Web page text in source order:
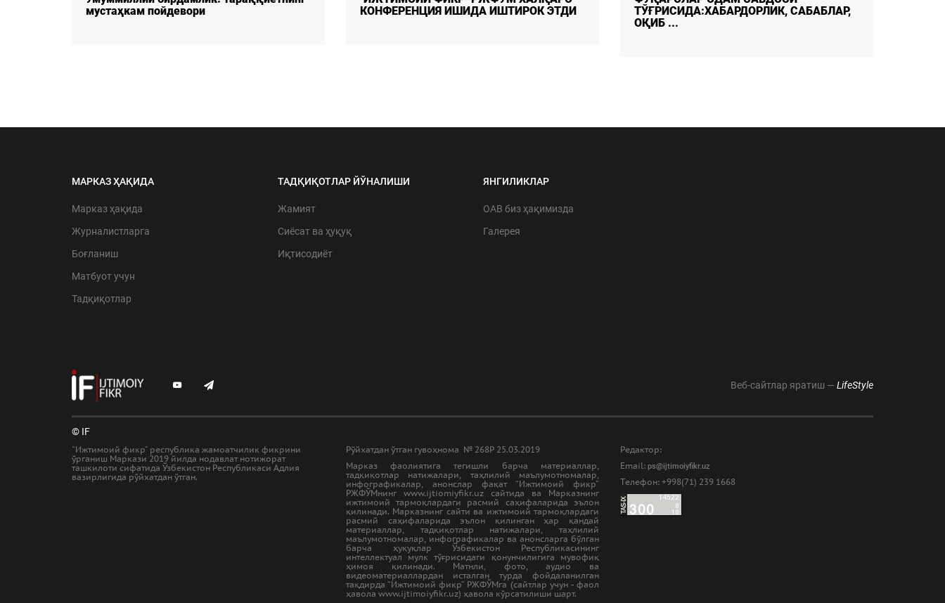
мустаҳкам пойдевори
КОНФЕРЕНЦИЯ ИШИДА ИШТИРОК ЭТДИ
ТЎҒРИСИДА:ХАБАРДОРЛИК, САБАБЛАР,
ОҚИБ ...
МАРКАЗ ҲАҚИДА
Марказ ҳақида
Журналистларга
Боғланиш
Матбуот учун
Тадқиқотлар
ТАДҚИҚОТЛАР ЙЎНАЛИШИ
Жамият
Сиёсат ва ҳуқуқ
Иқтисодиёт
ЯНГИЛИКЛАР
ОАВ биз ҳақимизда
Галерея
Веб-сайтлар яратиш — LifeStyle
© IF
"Ижтимоий фикр" республика жамоатчилик фикрини
ўрганиш Маркази 2019 йилда нодавлат нотижорат
ташкилоти сифатида Ўзбекистон Республикаси Адлия
вазирлигида рўйхатдан ўтган.
Рўйхатдан ўтган гувоҳнома № 268Р 25.03.2019
Марказ фаолиятига тегишли барча материаллар,
тадқиқотлар натижалари, таҳлилий маълумотномалар,
инфографикалар, анонслар фақат “Ижтимоий фикр”
РЖФЎМнинг www.ijtiomiyfikr.uz сайтида ва Марказнинг
ижтимоий тармоқлардаги расмий саҳифаларида эълон
қилинади. Марказнинг сайти ва ижтимоий тармоқлардаги
расмий саҳифаларида эълон қилинган ҳар қандай
материаллар, тадқиқотлар натижалари, таҳлилий
маълумотномалар, инфографикалар ва анонсларга бўлган
барча ҳуқуқлар Ўзбекистон Республикасининг
интеллектуал мулк тўғрисидаги қонунчилигига мувофиқ
ҳимоя қилинади. Матнли, фото, аудио ва
видеоматериаллардан исталган турда фойдаланилган
тақдирда “Ижтимоий фикр” РЖФЎМга (сайтлар учун - фаол
ҳавола www.ijtimoiyfikr.uz) ҳавола кўрсатилиши шарт.
Редактор:
Email: ps@ijtimoiyfikr.uz
Tелефон: +998(71) 239 1668